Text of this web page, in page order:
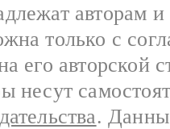
авторам
только с
его авторской
несут
.